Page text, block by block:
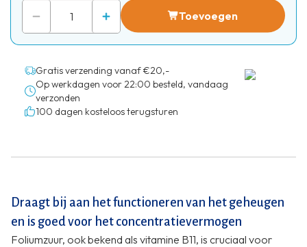
Toevoegen
Gratis verzending vanaf €20,-
Op werkdagen voor 22:00 besteld, vandaag
verzonden
100 dagen kosteloos terugsturen
Draagt bij aan het functioneren van het geheugen
en is goed voor het concentratievermogen
Foliumzuur, ook bekend als vitamine B11, is cruciaal voor